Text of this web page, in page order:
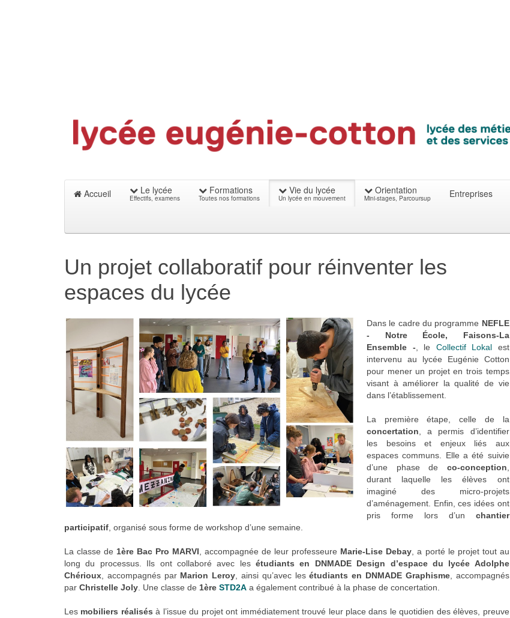
Accueil Le lycée
Effectifs, examens
Formations
Toutes nos formations
Vie du lycée
Un lycée en mouvement
Orientation
Mini-stages, Parcoursup Entreprises
Un projet collaboratif pour réinventer les
espaces du lycée
Dans le cadre du programme NEFLE
- Notre École, Faisons-La
Ensemble - , le Collectif Lokal est
intervenu au lycée Eugénie Cotton
pour mener un projet en trois temps
visant à améliorer la qualité de vie
dans l’établissement.
La première étape, celle de la
concertation , a permis d’identifier
les besoins et enjeux liés aux
espaces communs. Elle a été suivie
d’une phase de co-conception
durant laquelle les élèves ont
imaginé des micro-projets
d’aménagement. Enfin, ces idées ont
pris forme lors d’un chantier
participatif , organisé sous forme de workshop d’une semaine.
La classe de 1ère Bac Pro MARVI , accompagnée de leur professeure Marie-Lise Debay , a porté le projet tout au
long du processus. Ils ont collaboré avec lesétudiants en DNMADE Design d’espace du lycée Adolphe
Chérioux , accompagnés par Marion Leroy , ainsi qu’avec lesétudiants en DNMADE Graphisme, accompagnés
par Christelle Joly . Une classe de 1ère STD2A a également contribué à la phase de concertation.
Les mobiliers réalisés à l’issue du projet ont immédiatement trouvé leur place dans le quotidien des élèves, preuve